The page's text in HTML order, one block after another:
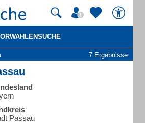
7 Ergebnisse
Passau